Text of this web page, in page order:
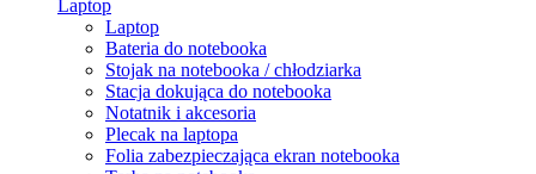
Laptop
Laptop
Bateria do notebooka
Stojak na notebooka / chłodziarka
Stacja dokująca do notebooka
Notatnik i akcesoria
Plecak na laptopa
Folia zabezpieczająca ekran notebooka